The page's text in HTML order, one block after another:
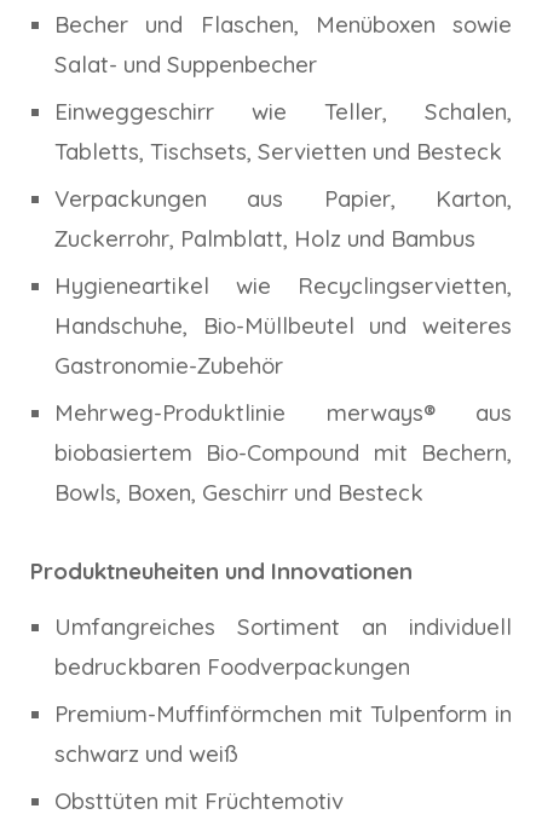
Becher und Flaschen, Menüboxen sowie
Salat- und Suppenbecher
Einweggeschirr wie Teller, Schalen,
Tabletts, Tischsets, Servietten und Besteck
Verpackungen aus Papier, Karton,
Zuckerrohr, Palmblatt, Holz und Bambus
Hygieneartikel wie Recyclingservietten,
Handschuhe, Bio-Müllbeutel und weiteres
Gastronomie-Zubehör
Mehrweg-Produktlinie merways® aus
biobasiertem Bio-Compound mit Bechern,
Bowls, Boxen, Geschirr und Besteck
Produktneuheiten und Innovationen
Umfangreiches Sortiment an individuell
bedruckbaren Foodverpackungen
Premium-Muffinförmchen mit Tulpenform in
schwarz und weiß
Obsttüten mit Früchtemotiv